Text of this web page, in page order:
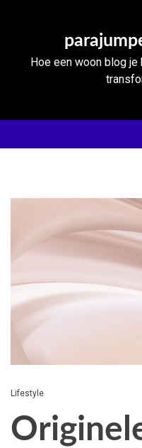
Hoe een woon blog je
Lifestyle